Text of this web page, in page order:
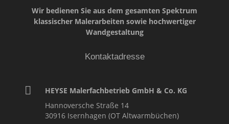
Wir bedienen Sie aus dem gesamten Spektrum
klassischer Malerarbeiten sowie hochwertiger
Wandgestaltung
Kontaktadresse
HEYSE Malerfachbetrieb GmbH & Co. KG
Hannoversche Straße 14
30916 Isernhagen (OT Altwarmbüchen)